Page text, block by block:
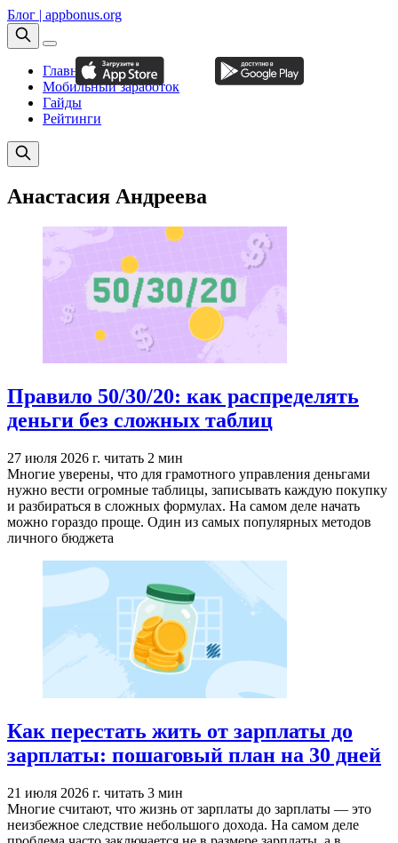
Блог | appbonus.org
Главная
Мобильный заработок
Гайды
Рейтинги
Анастасия Андреева
Правило 50/30/20: как распределять
деньги без сложных таблиц
27 июля 2026 г. читать 2 мин
Многие уверены, что для грамотного управления деньгами
нужно вести огромные таблицы, записывать каждую покупку
и разбираться в сложных формулах. На самом деле начать
можно гораздо проще. Один из самых популярных методов
личного бюджета
Как перестать жить от зарплаты до
зарплаты: пошаговый план на 30 дней
21 июля 2026 г. читать 3 мин
Многие считают, что жизнь от зарплаты до зарплаты — это
неизбежное следствие небольшого дохода. На самом деле